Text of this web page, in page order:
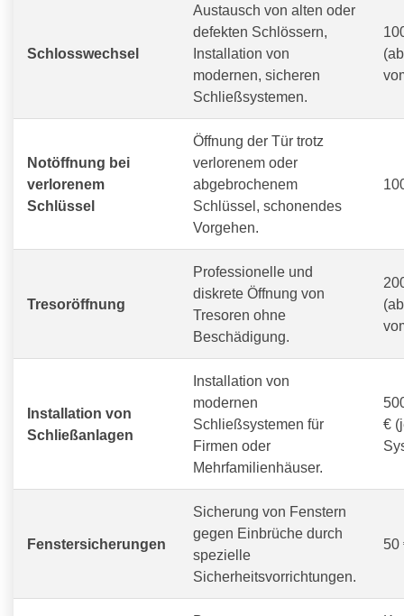
Schlosswechsel
Austausch von alten oder
defekten Schlössern,
Installation von
modernen, sicheren
Schließsystemen.
Notöffnung bei
verlorenem
Schlüssel
Öffnung der Tür trotz
verlorenem oder
abgebrochenem
Schlüssel, schonendes
Vorgehen.
Tresoröffnung
Professionelle und
diskrete Öffnung von
Tresoren ohne
Beschädigung.
Installation von
Schließanlagen
Installation von
modernen
Schließsystemen für
Firmen oder
Mehrfamilienhäuser.
€
Fenstersicherungen
Sicherung von Fenstern
gegen Einbrüche durch
spezielle
Sicherheitsvorrichtungen.
50